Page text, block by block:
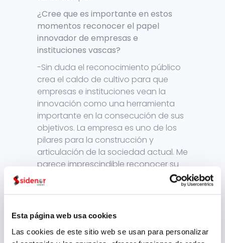
Esta página web usa cookies
Las cookies de este sitio web se usan para personalizar
¿Cree que es importante en estos
momentos reconocer el papel
innovador de empresas e
instituciones vascas?
-Sin duda el reconocimiento público
crea el caldo de cultivo para que
empresas e instituciones vean la
innovación como una herramienta
importante en la consecución de sus
objetivos. La empresa es uno de los
pilares para la construcción y
articulación de la sociedad actual. Me
parece imprescindible reconocer su
contribución al progreso social.
¿Se está trabajando en Euskadi por
infraestructura necesaria para llegar
a ser una comunidad puntera en